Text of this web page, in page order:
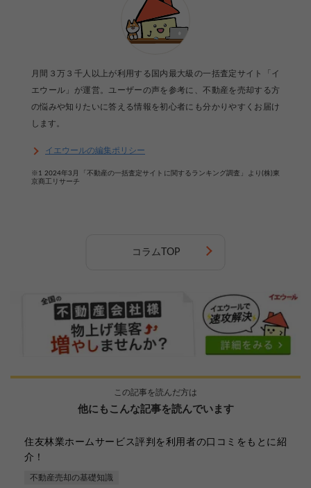
月間３万３千人以上が利用する国内最大級の一括査定サイト「イ
エウール」が運営。ユーザーの声を参考に、不動産を売却する方
の悩みや知りたいに答える情報を初心者にも分かりやすくお届け
します。
イエウールの編集ポリシー
※1 2024年3月「不動産の一括査定サイトに関するランキング調査」より(株)東
京商工リサーチ
コラムTOP
この記事を読んだ方は
他にもこんな記事を読んでいます
住友林業ホームサービス評判を利用者の口コミをもとに紹
介！
不動産売却の基礎知識